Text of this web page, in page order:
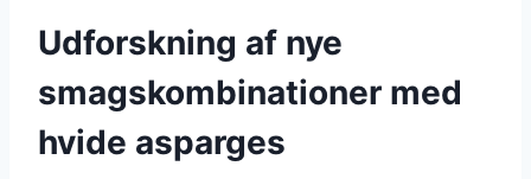
Udforskning af nye
smagskombinationer med
hvide asparges